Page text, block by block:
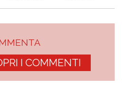
I COMMENTI